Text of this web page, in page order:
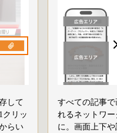
して
クリッ
らい
すべての記事で
れるネットワ
に。画面上下